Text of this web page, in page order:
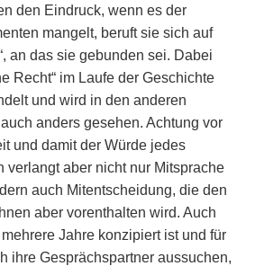
den Eindruck, wenn es der
mangelt, beruft sie sich auf
an das sie gebunden sei. Dabei
Recht“ im Laufe der Geschichte
und wird in den anderen
anders gesehen. Achtung vor
und damit der Würde jedes
verlangt aber nicht nur Mitsprache
auch Mitentscheidung, die den
aber vorenthalten wird. Auch
mehrere Jahre konzipiert ist und für
ihre Gesprächspartner aussuchen,